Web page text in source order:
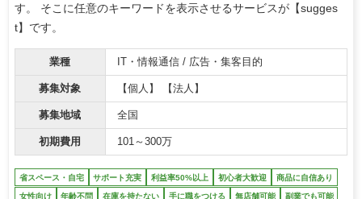
す。 そこに任意のキーワードを表示させるサービスが【sugges
t】です。
業種 IT・情報通信 / 広告・集客目的
募集対象 【個人】 【法人】
募集地域 全国
初期費用 101～300万
省スペース・自宅 サポート充実 利益率50%以上 初心者大歓迎 商品に自信あり
女性向け 年齢不問 在庫を持たない 手に職をつける 無店舗可能 副業でも可能